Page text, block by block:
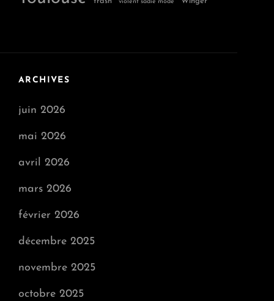
violent sadie mode
ARCHIVES
juin 2026
mai 2026
avril 2026
mars 2026
février 2026
décembre 2025
novembre 2025
octobre 2025